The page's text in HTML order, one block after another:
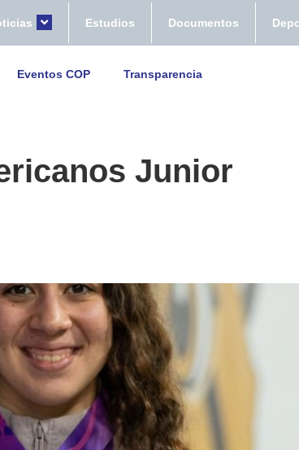
Estudios Documentos
Eventos COP Transparencia
Junior